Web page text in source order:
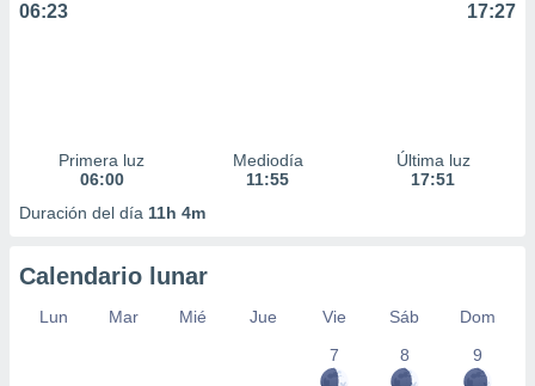
06:23 17:27
Primera luz
06:00
Mediodía
11:55
Última luz
17:51
Duración del día 11h 4m
Calendario lunar
Lun Mar Mié Jue Vie Sáb
Dom
7
8 9